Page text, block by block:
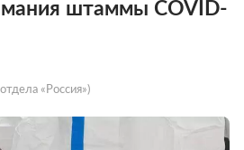
штаммы COVID-
«Россия»)